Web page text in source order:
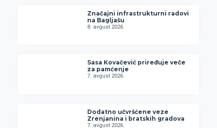
Značajni infrastrukturni radovi
na Bagljašu
8. avgust 2026.
Sasa Kovačević priređuje veče
za pamćenje
7. avgust 2026.
Dodatno učvršćene veze
Zrenjanina i bratskih gradova
7. avgust 2026.